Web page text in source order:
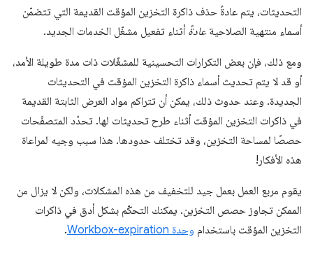
التحديثات، يتم عادةً حذف ذاكرة التخزين المؤقت القديمة التي تتضمّن
أسماء منتهية الصلاحية عادةً أثناء تفعيل مشغّل الخدمات الجديد.
ومع ذلك، فإن بعض التكرارات التحسينية للمشغّلات ذات مدة طويلة الأمد،
أو قد لا يتم تحديث أسماء ذاكرة التخزين المؤقت في التحديثات
الجديدة. وعند حدوث ذلك، يمكن أن تتراكم مواد العرض الثابتة القديمة
في ذاكرات التخزين المؤقت أثناء طرح تحديثات لها. تحدّد المتصفّحات
حصصًا لمساحة التخزين، وقد تختلف حدودها. هذا سبب وجيه لمراعاة
هذه الأفكار!
يقوم مربع العمل بعمل جيد للتخفيف من هذه المشكلات، ولكن لا يزال من
الممكن تجاوز حصص التخزين. يمكنك التحكّم بشكل أدق في ذاكرات
التخزين المؤقت باستخدام وحدة Workbox-expiration .